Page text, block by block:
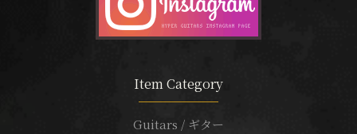
Item Category
Guitars / ギター